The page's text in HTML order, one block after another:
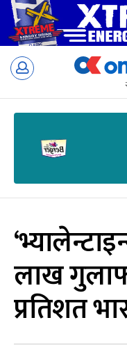
Skip
लाख
प्रतिशत